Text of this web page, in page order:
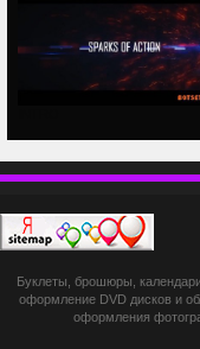
botsetto.ru -
photoshop,
шрифты,
Буклеты, брошюры,
оформление DVD дисков и
оформления